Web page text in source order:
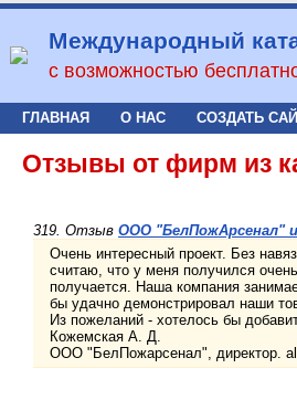
Международный
с возможностью
ГЛАВНАЯ О НАС СОЗДАТЬ
Отзывы от фирм из
319. Отзыв ООО "БелПожАрсенал"
Очень интересный проект. Без
считаю, что у меня получился
получается. Наша компания
бы удачно демонстрировал наши
Из пожеланий - хотелось бы
Кожемская А. Д.
ООО "БелПожарсенал", директор.